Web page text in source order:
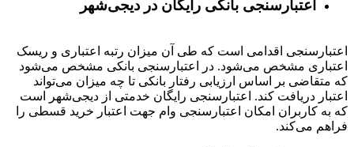
اعتبارسنجی بانکی رایگان در دیجی‌شهر
اعتبارسنجی اقدامی است که طی آن میزان رتبه اعتباری و ریسک
اعتباری مشخص می‌شود. در اعتبارسنجی بانکی مشخص می‌شود
که متقاضی بر اساس ارزیابی رفتار بانکی تا چه میزان می‌تواند
اعتبار دریافت کند. اعتبارسنجی رایگان خدمتی از دیجی‌شهر است
که به کاربران امکان اعتبارسنجی وام جهت اعتبار خرید قسطی را
فراهم می‌کند.